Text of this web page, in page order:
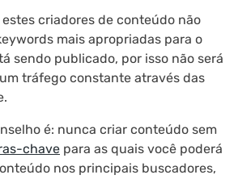
criadores de conteúdo não
mais apropriadas para o
sendo publicado, por isso não será
tráfego constante através das
é: nunca criar conteúdo sem
chave para as quais você poderá
nos principais buscadores,